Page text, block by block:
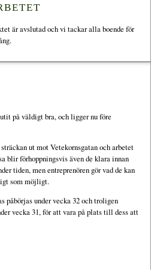
är avslutad och vi tackar alla boende för
på väldigt bra, och ligger nu före
ut mot Vetekornsgatan och arbetet
blir förhoppningsvis även de klara innan
tiden, men entreprenören gör vad de kan
som möjligt.
påbörjas under vecka 32 och troligen
vecka 31, för att vara på plats till dess att